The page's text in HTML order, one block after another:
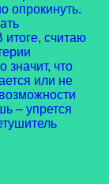
опрокинуть.
считаю
значит, что
или не
– упрется